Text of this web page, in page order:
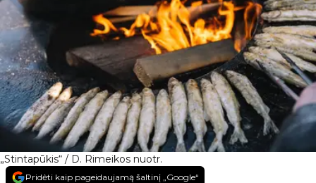
„Stintapūkis“ / D. Rimeikos nuotr.
Pridėti kaip pageidaujamą šaltinį „Google“